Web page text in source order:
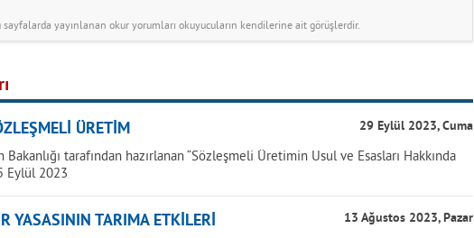
sayfalarda yayınlanan okur yorumları okuyucuların kendilerine ait görüşlerdir.
ÜRETİM 29 Eylül 2023, Cuma
Bakanlığı tarafından hazırlanan “Sözleşmeli Üretimin Usul ve Esasları Hakkında
Eylül 2023
YASASININ TARIMA ETKİLERİ 13 Ağustos 2023, Pazar